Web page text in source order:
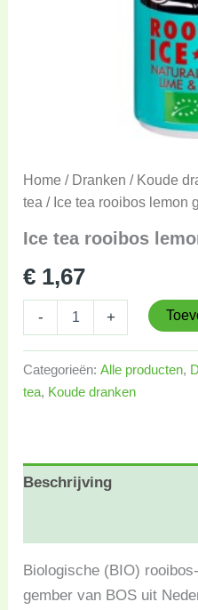
Home / Dranken / Koude
tea / Ice tea rooibos lemon
Ice tea rooibos
€ 1,67
- +
Categorieën:Alle producten,
tea, Koude dranken
Beschrijving
Biologische (BIO)
gember van BOS uit